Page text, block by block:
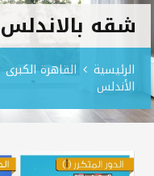
شقه بالاندلس
الرئيسية القاهرة الكبرى
الأندلس